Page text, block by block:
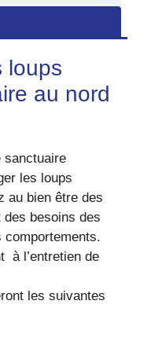
loups
au nord
sanctuaire
les loups
au bien être des
besoins des
comportements.
à l’entretien de
les suivantes